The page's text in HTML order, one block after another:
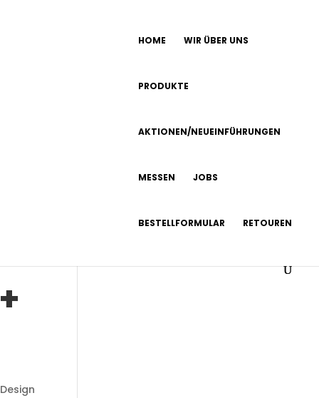
HOME WIR ÜBER UNS
PRODUKTE
AKTIONEN/NEUEINFÜHRUNGEN
MESSEN JOBS
BESTELLFORMULAR RETOUREN